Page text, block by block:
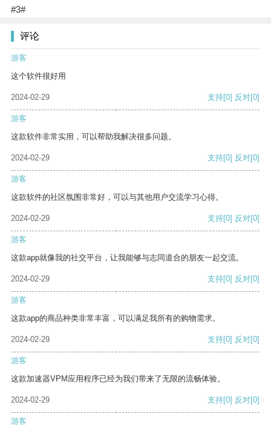
#3#
评论
游客
这个软件很好用
2024-02-29 支持[0] 反对[0]
游客
这款软件非常实用，可以帮助我解决很多问题。
2024-02-29 支持[0] 反对[0]
游客
这款软件的社区氛围非常好，可以与其他用户交流学习心得。
2024-02-29 支持[0] 反对[0]
游客
这款app就像我的社交平台，让我能够与志同道合的朋友一起交流。
2024-02-29 支持[0] 反对[0]
游客
这款app的商品种类非常丰富，可以满足我所有的购物需求。
2024-02-29 支持[0] 反对[0]
游客
这款加速器VPM应用程序已经为我们带来了无限的流畅体验。
2024-02-29 支持[0] 反对[0]
游客